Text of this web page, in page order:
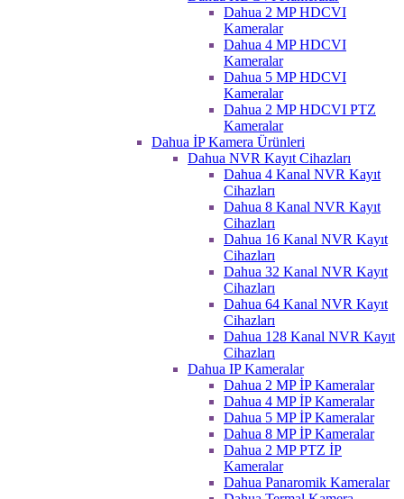
Dahua 2 MP HDCVI
Kameralar
Dahua 4 MP HDCVI
Kameralar
Dahua 5 MP HDCVI
Kameralar
Dahua 2 MP HDCVI PTZ
Kameralar
Dahua İP Kamera Ürünleri
Dahua NVR Kayıt Cihazları
Dahua 4 Kanal NVR Kayıt
Cihazları
Dahua 8 Kanal NVR Kayıt
Cihazları
Dahua 16 Kanal NVR Kayıt
Cihazları
Dahua 32 Kanal NVR Kayıt
Cihazları
Dahua 64 Kanal NVR Kayıt
Cihazları
Dahua 128 Kanal NVR Kayıt
Cihazları
Dahua IP Kameralar
Dahua 2 MP İP Kameralar
Dahua 4 MP İP Kameralar
Dahua 5 MP İP Kameralar
Dahua 8 MP İP Kameralar
Dahua 2 MP PTZ İP
Kameralar
Dahua Panaromik Kameralar